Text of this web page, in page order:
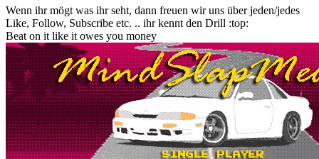
Wenn ihr mögt was ihr seht, dann freuen wir uns über jeden/jedes
Like, Follow, Subscribe etc. .. ihr kennt den Drill :top:
Beat on it like it owes you money